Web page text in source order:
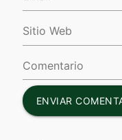
ENVIAR